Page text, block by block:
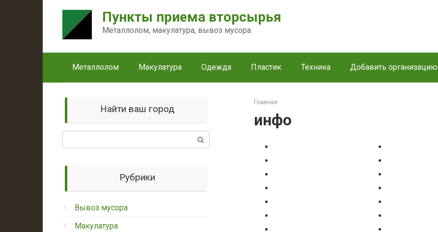
Пункты приема вторсырья
Металлолом, макулатура, вывоз мусора
Металлолом Макулатура Одежда Пластик Техника Добавить организацию
Главная
инфо
Найти ваш город
Рубрики
Вывоз мусора
Макулатура